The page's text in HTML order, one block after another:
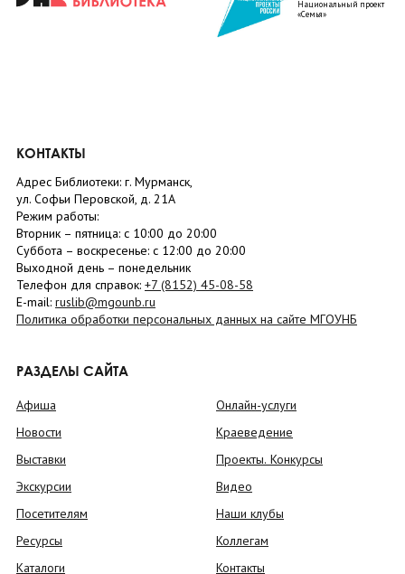
Национальный проект
«Семья»
КОНТАКТЫ
Адрес Библиотеки: г. Мурманск,
ул. Софьи Перовской, д. 21А
Режим работы:
Вторник – пятница: с 10:00 до 20:00
Суббота – воскресенье: c 12:00 до 20:00
Выходной день – понедельник
Телефон для справок: +7 (8152) 45-08-58
E-mail: ruslib@mgounb.ru
Политика обработки персональных данных на сайте МГОУНБ
РАЗДЕЛЫ САЙТА
Афиша
Новости
Выставки
Экскурсии
Посетителям
Ресурсы
Каталоги
Онлайн-услуги
Краеведение
Проекты. Конкурсы
Видео
Наши клубы
Коллегам
Контакты